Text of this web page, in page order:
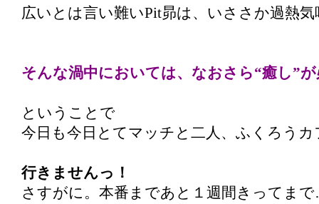
広いとは言い難いPit昴は、いささか過熱気
そんな渦中においては、なおさら“癒し”が
ということで
今日も今日とてマッチと二人、ふくろう
行きませんっ！
さすがに。本番まであと１週間きってま